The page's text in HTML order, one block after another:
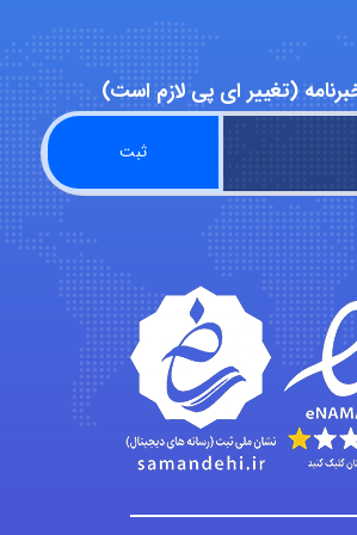
Poubakhtiari
Alirez0990
hosein abdolvand
Kati
(تغییر ای پی لازم است)